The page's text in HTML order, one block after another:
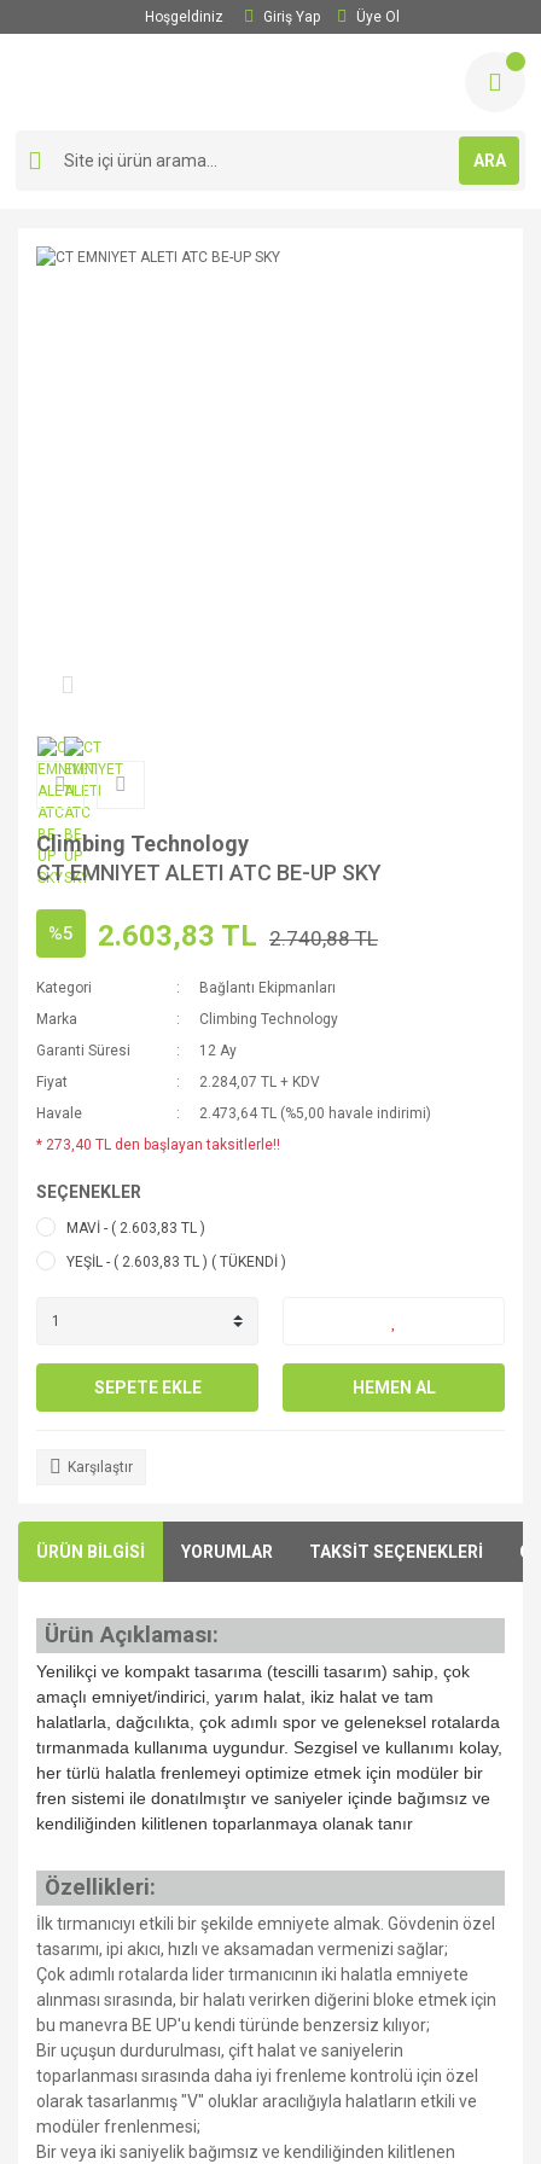
Hoşgeldiniz Giriş Yap Üye Ol
ARA
Climbing Technology
CT EMNIYET ALETI ATC BE-UP SKY
%5 2.603,83 TL 2.740,88 TL
Kategori
Bağlantı Ekipmanları
Marka
Climbing Technology
Garanti Süresi
12 Ay
Fiyat
2.284,07 TL + KDV
Havale
2.473,64 TL (%5,00 havale indirimi)
* 273,40 TL den başlayan taksitlerle!!
SEÇENEKLER
MAVİ - ( 2.603,83 TL )
YEŞİL - ( 2.603,83 TL ) ( TÜKENDİ )
SEPETE EKLE HEMEN AL
Karşılaştır
ÜRÜN BİLGİSİ YORUMLAR TAKSİT SEÇENEKLERİ
Ürün Açıklaması:
Yenilikçi ve kompakt tasarıma (tescilli tasarım) sahip, çok
amaçlı emniyet/indirici, yarım halat, ikiz halat ve tam
halatlarla, dağcılıkta, çok adımlı spor ve geleneksel rotalarda
tırmanmada kullanıma uygundur. Sezgisel ve kullanımı kolay,
her türlü halatla frenlemeyi optimize etmek için modüler bir
fren sistemi ile donatılmıştır ve saniyeler içinde bağımsız ve
kendiliğinden kilitlenen toparlanmaya olanak tanır
Özellikleri:
İlk tırmanıcıyı etkili bir şekilde emniyete almak. Gövdenin özel
tasarımı, ipi akıcı, hızlı ve aksamadan vermenizi sağlar;
Çok adımlı rotalarda lider tırmanıcının iki halatla emniyete
alınması sırasında, bir halatı verirken diğerini bloke etmek için
bu manevra BE UP'u kendi türünde benzersiz kılıyor;
Bir uçuşun durdurulması, çift halat ve saniyelerin
toparlanması sırasında daha iyi frenleme kontrolü için özel
olarak tasarlanmış "V" oluklar aracılığıyla halatların etkili ve
modüler frenlenmesi;
Bir veya iki saniyelik bağımsız ve kendiliğinden kilitlenen